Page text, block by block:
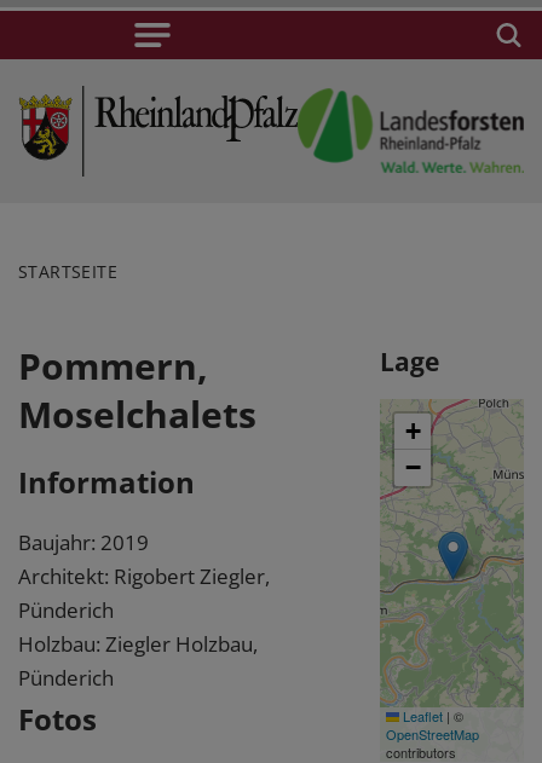
STARTSEITE
Pommern,
Moselchalets
Information
Baujahr: 2019
Architekt: Rigobert Ziegler,
Pünderich
Holzbau: Ziegler Holzbau,
Pünderich
Fotos
Lage
+
−
Leaflet | ©
OpenStreetMap
contributors